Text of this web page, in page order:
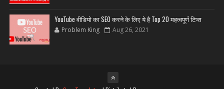
YouTube वीडियो का SEO करने के लिए ये है Top 20 महत्वपूर्ण टिप्स
Problem King Aug 26, 2021